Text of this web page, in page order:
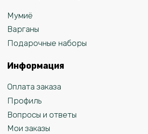
Мумиё
Варганы
Подарочные наборы
Информация
Оплата заказа
Профиль
Вопросы и ответы
Мои заказы